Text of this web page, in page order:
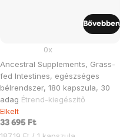
Ancestral Supplements, Grass-
fed Intestines, egészséges
bélrendszer, 180 kapszula, 30
adag Étrend-kiegészítő
0x
Elkelt
33 695 Ft
Egységár:
Bővebben